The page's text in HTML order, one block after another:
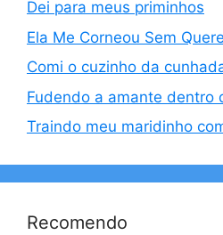
Dei para meus priminhos
Ela Me Corneou Sem
Comi o cuzinho da
Fudendo a amante dentro
Traindo meu maridinho
Recomendo